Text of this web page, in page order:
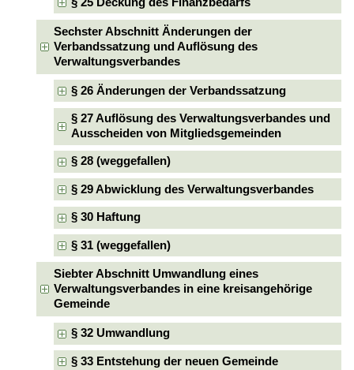
Sechster Abschnitt Änderungen der
Verbandssatzung und Auflösung des
Verwaltungsverbandes
§ 26 Änderungen der Verbandssatzung
§ 27 Auflösung des Verwaltungsverbandes und
Ausscheiden von Mitgliedsgemeinden
§ 28 (weggefallen)
§ 29 Abwicklung des Verwaltungsverbandes
§ 30 Haftung
§ 31 (weggefallen)
Siebter Abschnitt Umwandlung eines
Verwaltungsverbandes in eine kreisangehörige
Gemeinde
§ 32 Umwandlung
§ 33 Entstehung der neuen Gemeinde